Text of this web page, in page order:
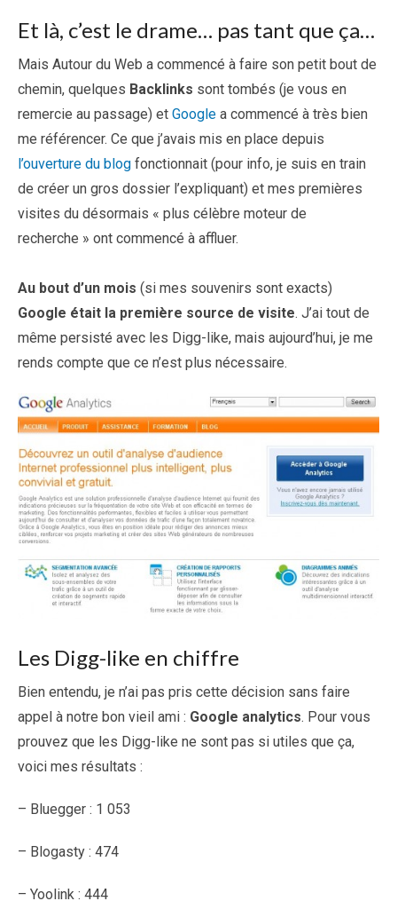
Et là, c’est le drame… pas tant que ça…
Mais Autour du Web a commencé à faire son petit bout de
chemin, quelques Backlinks sont tombés (je vous en
remercie au passage) et Google a commencé à très bien
me référencer. Ce que j’avais mis en place depuis
l’ouverture du blog fonctionnait (pour info, je suis en train
de créer un gros dossier l’expliquant) et mes premières
visites du désormais « plus célèbre moteur de
recherche » ont commencé à affluer.
Au bout d’un mois (si mes souvenirs sont exacts)
Google était la première source de visite. J’ai tout de
même persisté avec les Digg-like, mais aujourd’hui, je me
rends compte que ce n’est plus nécessaire.
Les Digg-like en chiffre
Bien entendu, je n’ai pas pris cette décision sans faire
appel à notre bon vieil ami : Google analytics. Pour vous
prouvez que les Digg-like ne sont pas si utiles que ça,
voici mes résultats :
– Bluegger : 1 053
– Blogasty : 474
– Yoolink : 444